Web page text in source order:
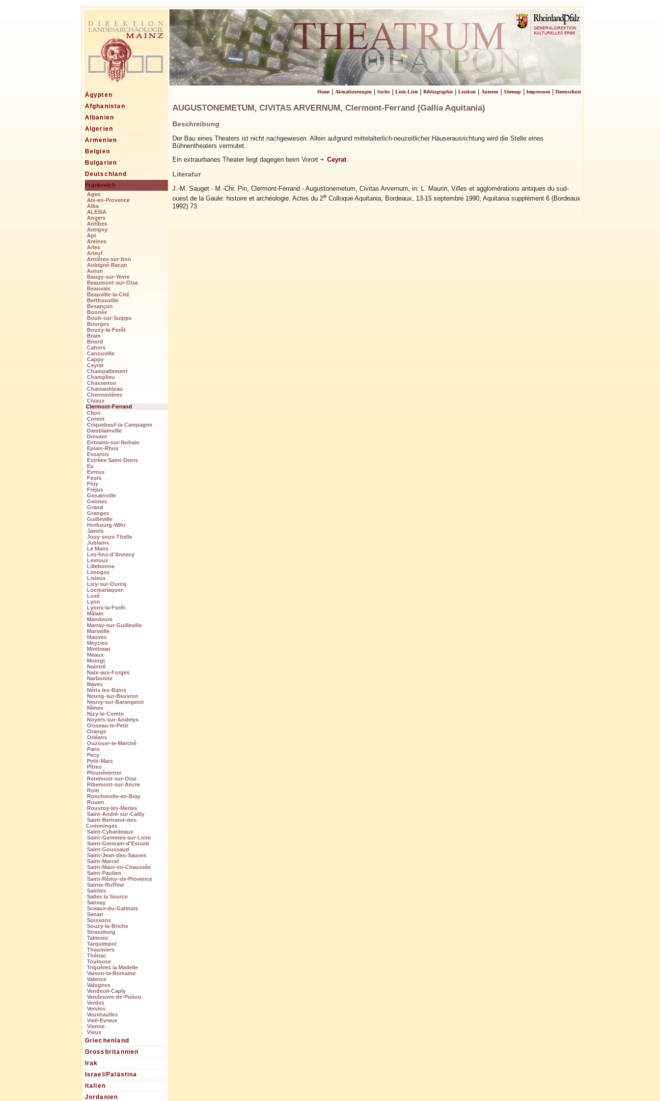
Ägypten
Afghanistan
Albanien
Algerien
Armenien
Belgien
Bulgarien
Deutschland
Frankreich
Agen
Aix-en-Provence
Alba
ALESIA
Angers
Antîbes
Antigny
Apt
Areines
Arles
Arleuf
Arnières-sur-Iton
Aubigné-Racan
Autun
Baugy-sur-Yevre
Beaumont-sur-Oise
Beauvais
Beauville-la-Cité
Berthouville
Besançon
Bonnée
Boult-sur-Suippe
Bourges
Bouzy-la-Forêt
Bram
Briord
Cahors
Canouville
Cappy
Ceyrat
Champallement
Champlieu
Chassenon
Chateaubleau
Chennevières
Civaux
Clermont-Ferrand
Clion
Corent
Criquebeuf-la-Campagne
Damblainville
Drevant
Entrains-sur-Nohain
Epiais-Rhus
Essarois
Estrées-Saint-Denis
Eu
Evreux
Feurs
Fluy
Fréjus
Genainville
Gennes
Grand
Granges
Guilleville
Horbourg-Wihr
Javols
Jouy-sous-Thelle
Jublains
Le Mans
Les-fins-d'Annecy
Levroux
Lillebonne
Limoges
Lisieux
Lizy-sur-Ourcq
Locmariaquer
Luxé
Lyon
Lyons-la-Forêt
Mâlain
Mandeure
Marray-sur-Guilleville
Marseille
Mauves
Meyzieu
Mirebeau
Meaux
Moingt
Naintré
Naix-aux-Forges
Narbonne
Naves
Néris-les-Bains
Neung-sur-Beuvron
Neuvy-sur-Barangeon
Nîmes
Nizy-le-Comte
Noyers-sur-Andelys
Oisseau-le-Petit
Orange
Orléans
Ouzouer-le-Marchè
Paris
Pecy
Petit-Mars
Pîtres
Plounèventer
Retemont-sur-Oise
Ribemont-sur-Ancre
Rom
Roncherolle-en-Bray
Rouen
Rouvroy-les-Merles
Saint-André-sur-Cailly
Saint-Bertrand-des-
Comminges
Saint-Cybardeaux
Saint-Gemmes-sur-Loire
Saint-Germain-d'Estueil
Saint-Goussaud
Saint-Jean-des-Sauves
Saint-Marcel
Saint-Maur-en-Chaussée
Saint-Paulien
Saint-Rémy–de-Provence
Sainte-Ruffine
Saintes
Salles la Source
Sanxay
Sceaux-du-Gatinais
Senan
Soissons
Souzy-la-Briche
Strassburg
Talmont
Tarquimpol
Thaumiers
Thénac
Toulouse
Triguères la Madelle
Vaison-la-Romaine
Valence
Valognes
Vendeuil-Caply
Vendeuvre-de-Poitou
Verdes
Vervins
Veuxhaulles
Vieil-Evreux
Vienne
Vieux
Griechenland
Grossbritannien
Irak
Israel/Palästina
Italien
Jordanien
Home| Aktualisierungen| Suche| Link-Liste| Bibliographie| Lexikon| Autoren| Sitemap| Impressum| Datenschutz
AUGUSTONEMETUM, CIVITAS ARVERNUM, Clermont-Ferrand (Gallia Aquitania)
Beschreibung
Der Bau eines Theaters ist nicht nachgewiesen. Allein aufgrund mittelalterlich-neuzeitlicher Häuserausrichtung wird die Stelle eines
Bühnentheaters vermutet.
Ein extraurbanes Theater liegt dagegen beim Vorort
Ceyrat.
Literatur
J.-M. Sauget - M.-Chr. Pin, Clermont-Ferrand - Augustonemetum, Civitas Arvernum, in: L. Maurin, Villes et agglomérations antiques du sud-
ouest de la Gaule: histoire et archéologie. Actes du 2eColloque Aquitania, Bordeaux, 13-15 septembre 1990, Aquitania supplément 6 (Bordeaux
1992) 73.